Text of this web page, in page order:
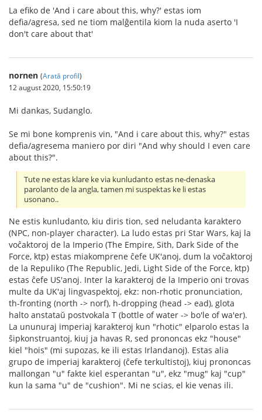
La efiko de 'And i care about this, why?' estas iom
defia/agresa, sed ne tiom malĝentila kiom la nuda aserto 'I
don't care about that'
nornen (Arată profil)
12 august 2020, 15:50:19
Mi dankas, Sudanglo.
Se mi bone komprenis vin, "And i care about this, why?" estas
defia/agresema maniero por diri "And why should I even care
about this?".
Tute ne estas klare ke via kunludanto estas ne-denaska
parolanto de la angla, tamen mi suspektas ke li estas
usonano..
Ne estis kunludanto, kiu diris tion, sed neludanta karaktero
(NPC, non-player character). La ludo estas pri Star Wars, kaj la
voĉaktoroj de la Imperio (The Empire, Sith, Dark Side of the
Force, ktp) estas miakomprene ĉefe UK'anoj, dum la voĉaktoroj
de la Repuliko (The Republic, Jedi, Light Side of the Force, ktp)
estas ĉefe US'anoj. Inter la karakteroj de la Imperio oni trovas
multe da UK'aj lingvaspektoj, ekz: non-rhotic pronunciation,
th-fronting (north -> norf), h-dropping (head -> ead), glota
halto anstataŭ postvokala T (bottle of water -> bo'le of wa'er).
La ununuraj imperiaj karakteroj kun "rhotic" elparolo estas la
ŝipkonstruantoj, kiuj ja havas R, sed prononcas ekz "house"
kiel "hois" (mi supozas, ke ili estas Irlandanoj). Estas alia
grupo de imperiaj karakteroj (ĉefe terkultistoj), kiuj prononcas
mallongan "u" fakte kiel esperantan "u", ekz "mug" kaj "cup"
kun la sama "u" de "cushion". Mi ne scias, el kie venas ili.